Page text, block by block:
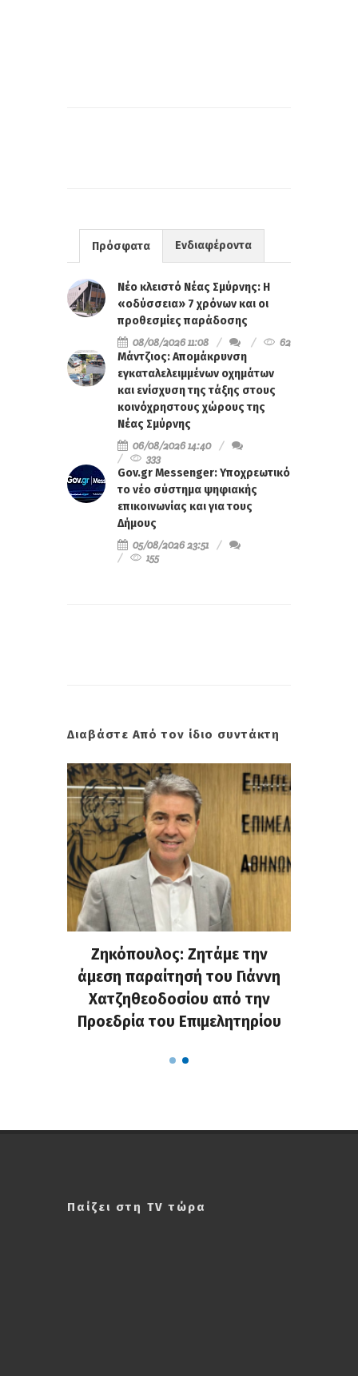
Πρόσφατα Ενδιαφέροντα
Νέο κλειστό Νέας Σμύρνης: Η
«οδύσσεια» 7 χρόνων και οι
προθεσμίες παράδοσης
08/08/2026 11:08
62
Μάντζιος: Απομάκρυνση
εγκαταλελειμμένων οχημάτων
και ενίσχυση της τάξης στους
κοινόχρηστους χώρους της
Νέας Σμύρνης
06/08/2026 14:40
333
Gov.gr Messenger: Υποχρεωτικό
το νέο σύστημα ψηφιακής
επικοινωνίας και για τους
Δήμους
05/08/2026 23:51
155
Διαβάστε Από τον ίδιο συντάκτη
Ζηκόπουλος: Ζητάμε την
άμεση παραίτησή του Γιάννη
Χατζηθεοδοσίου από την
Προεδρία του Επιμελητηρίου
Παίζει στη TV τώρα